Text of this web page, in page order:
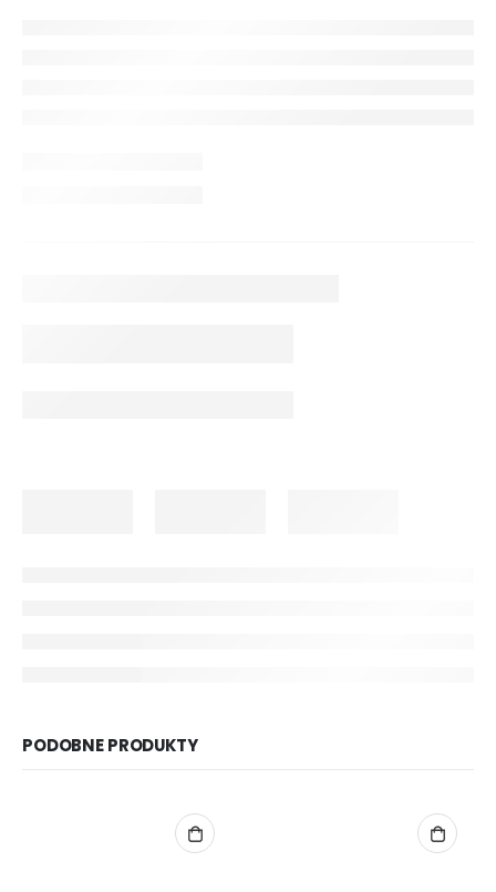
PODOBNE PRODUKTY